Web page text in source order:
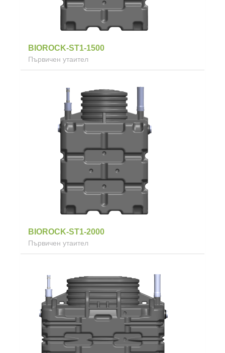
BIOROCK-ST1-1500
Първичен утаител
BIOROCK-ST1-2000
Първичен утаител